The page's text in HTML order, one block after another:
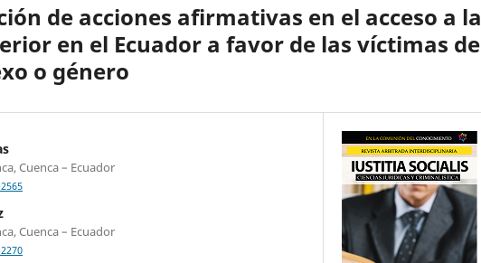
de acciones afirmativas en el acceso a la
en el Ecuador a favor de las víctimas de
o género
Cuenca – Ecuador
Cuenca – Ecuador